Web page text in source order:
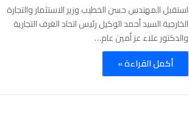
استقبل المهندس حسن الخطيب وزير الاستثمار والتجارة
الخارجية السيد أحمد الوكيل رئيس اتحاد الغرف التجارية
والدكتور علاء عز أمين عام…
أكمل القراءة »